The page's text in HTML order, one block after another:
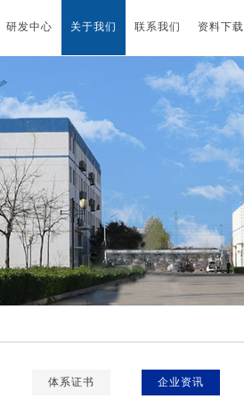
研发中心 关于我们 联系我们 资料下载
体系证书 企业资讯